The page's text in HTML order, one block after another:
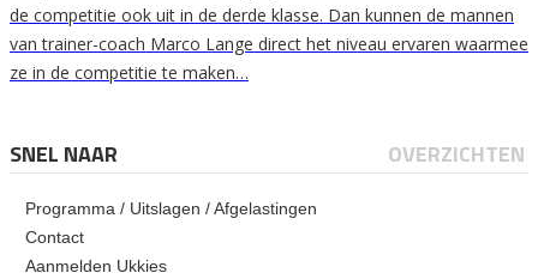
de competitie ook uit in de derde klasse. Dan kunnen de mannen
van trainer-coach Marco Lange direct het niveau ervaren waarmee
ze in de competitie te maken…
SNEL NAAR OVERZICHTEN
Programma / Uitslagen / Afgelastingen
Contact
Aanmelden Ukkies